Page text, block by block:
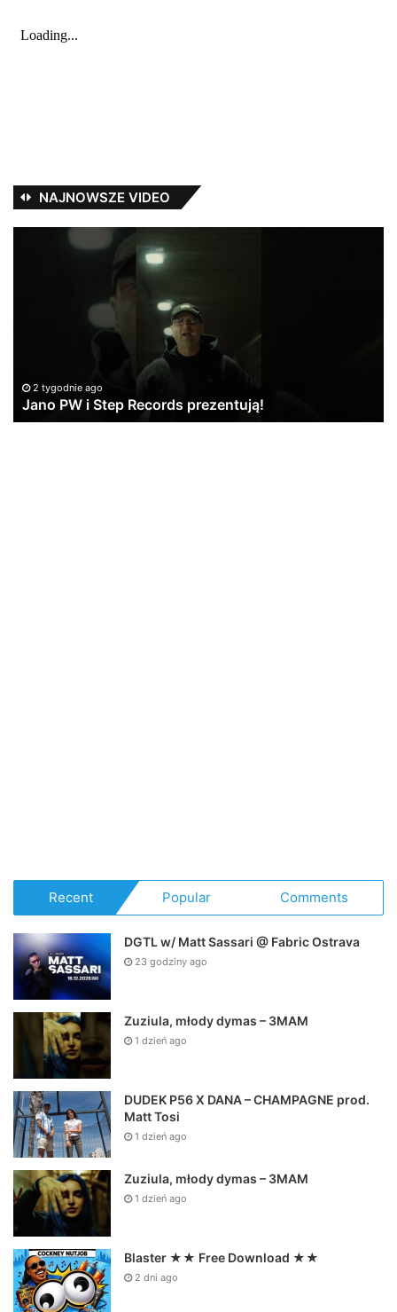
NAJNOWSZE VIDEO
2 tygodnie ago
Jano PW i Step Records prezentują!
Recent Popular Comments
DGTL w/ Matt Sassari @ Fabric Ostrava
23 godziny ago
Zuziula, młody dymas – 3MAM
1 dzień ago
DUDEK P56 X DANA – CHAMPAGNE prod.
Matt Tosi
1 dzień ago
Zuziula, młody dymas – 3MAM
1 dzień ago
Blaster ★★ Free Download ★★
2 dni ago